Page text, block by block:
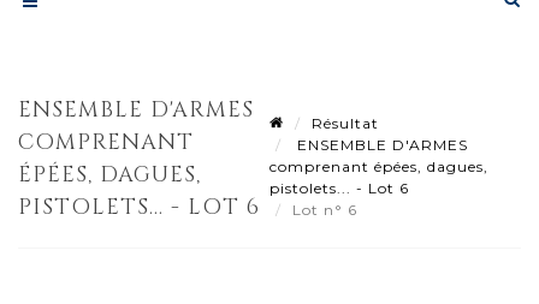
ENSEMBLE D'ARMES
COMPRENANT
ÉPÉES, DAGUES,
PISTOLETS... - LOT 6
Résultat
ENSEMBLE D'ARMES
comprenant épées, dagues,
pistolets... - Lot 6
Lot n° 6